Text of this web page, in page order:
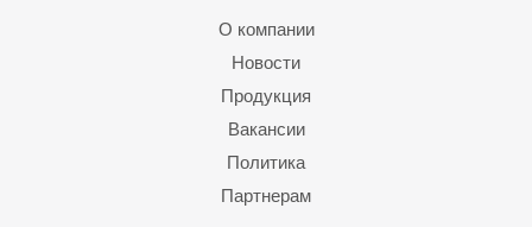
О компании
Новости
Продукция
Вакансии
Политика
Партнерам